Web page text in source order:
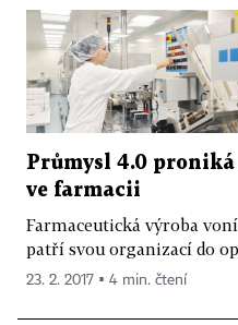
Průmysl 4.0
ve farmacii
Farmaceutická výroba
patří svou organizací do
23. 2. 2017 ▪ 4 min. čtení